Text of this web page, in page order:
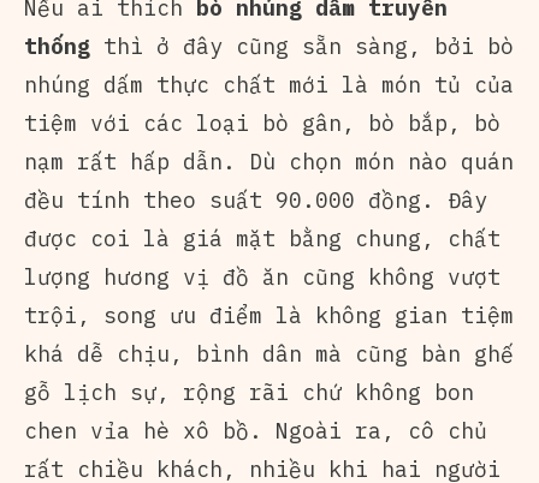
Nếu ai thích bò nhúng dấm truyền
thống thì ở đây cũng sẵn sàng, bởi bò
nhúng dấm thực chất mới là món tủ của
tiệm với các loại bò gân, bò bắp, bò
nạm rất hấp dẫn. Dù chọn món nào quán
đều tính theo suất 90.000 đồng. Đây
được coi là giá mặt bằng chung, chất
lượng hương vị đồ ăn cũng không vượt
trội, song ưu điểm là không gian tiệm
khá dễ chịu, bình dân mà cũng bàn ghế
gỗ lịch sự, rộng rãi chứ không bon
chen vỉa hè xô bồ. Ngoài ra, cô chủ
rất chiều khách, nhiều khi hai người